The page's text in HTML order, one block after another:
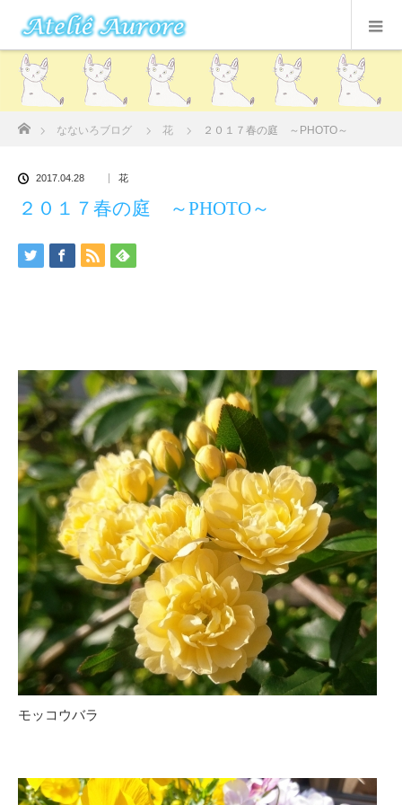
ホーム
なないろブログ 花 ２０１７春の庭 ～PHOTO～
2017.04.28 花
２０１７春の庭 ～PHOTO～
モッコウバラ